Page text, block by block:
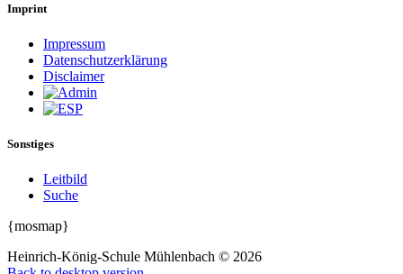
Imprint
Impressum
Datenschutzerklärung
Disclaimer
Sonstiges
Leitbild
Suche
{mosmap}
Heinrich-König-Schule Mühlenbach © 2026